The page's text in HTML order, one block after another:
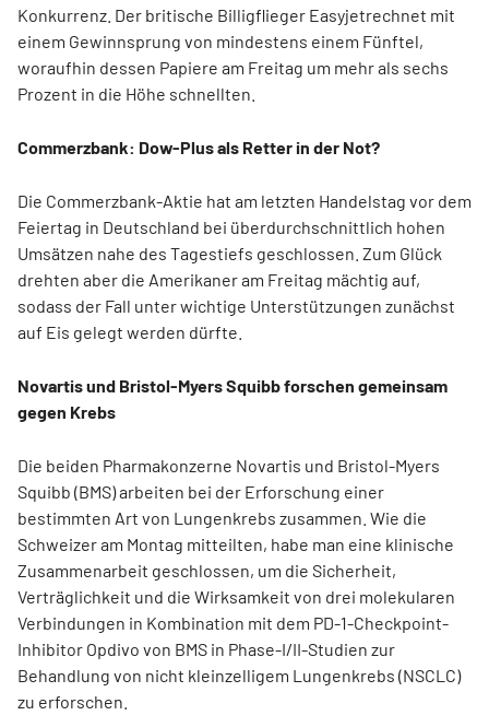
Konkurrenz. Der britische Billigflieger Easyjetrechnet mit
einem Gewinnsprung von mindestens einem Fünftel,
woraufhin dessen Papiere am Freitag um mehr als sechs
Prozent in die Höhe schnellten.
Commerzbank: Dow-Plus als Retter in der Not?
Die Commerzbank-Aktie hat am letzten Handelstag vor dem
Feiertag in Deutschland bei überdurchschnittlich hohen
Umsätzen nahe des Tagestiefs geschlossen. Zum Glück
drehten aber die Amerikaner am Freitag mächtig auf,
sodass der Fall unter wichtige Unterstützungen zunächst
auf Eis gelegt werden dürfte.
Novartis und Bristol-Myers Squibb forschen gemeinsam
gegen Krebs
Die beiden Pharmakonzerne Novartis und Bristol-Myers
Squibb (BMS) arbeiten bei der Erforschung einer
bestimmten Art von Lungenkrebs zusammen. Wie die
Schweizer am Montag mitteilten, habe man eine klinische
Zusammenarbeit geschlossen, um die Sicherheit,
Verträglichkeit und die Wirksamkeit von drei molekularen
Verbindungen in Kombination mit dem PD-1-Checkpoint-
Inhibitor Opdivo von BMS in Phase-I/II-Studien zur
Behandlung von nicht kleinzelligem Lungenkrebs (NSCLC)
zu erforschen.